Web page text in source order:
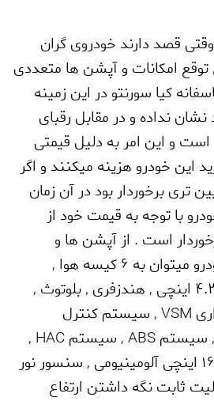
قصد دارند خودروی گران
,توقع امکانات و آپشن ها متعددی
کیا سورنتو در این زمینه
نداده و در مقابل رقبای
و این امر به دلیل قیمتی
این خودرو هزینه میکنند و اگر
تری برخوردار بود در آن زمان
با توجه به قیمت خود از
است . از آپشن ها و
به 6 کیسه هوا
,
,هندزفری ,بلوتوث ,
VSM
,سیستم کنترل
,سیستمABS
,سیستمHAC
,
,سنسور نور
ثابت نگه داشتن ارتفاع